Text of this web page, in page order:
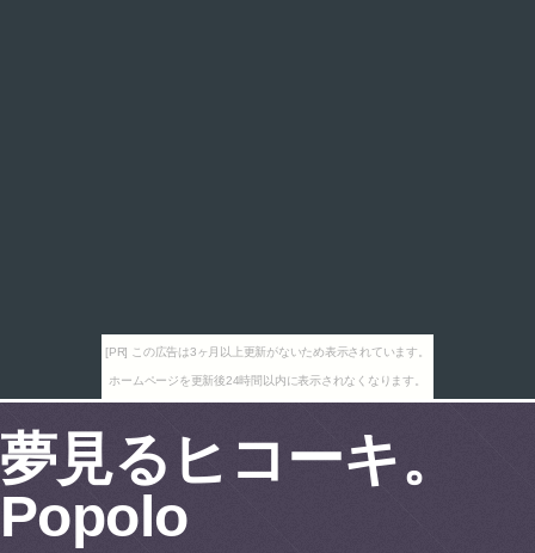
[PR] この広告は3ヶ月以上更新がないため表示されています。
ホームページを更新後24時間以内に表示されなくなります。
夢見るヒコーキ。
Popolo